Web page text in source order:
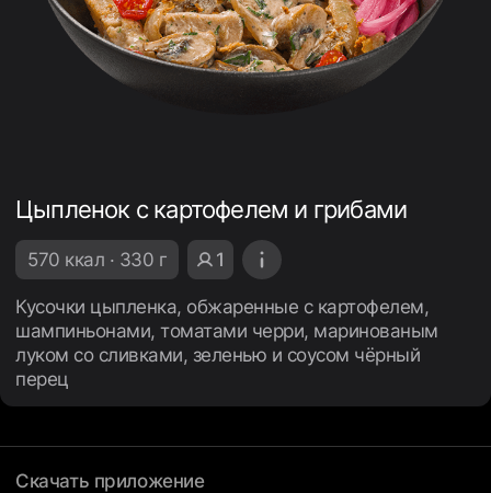
Цыпленок с картофелем и грибами
570 ккал · 330 г 1
Кусочки цыпленка, обжаренные с картофелем,
шампиньонами, томатами черри, маринованым
луком со сливками, зеленью и соусом чёрный
перец
Скачать приложение